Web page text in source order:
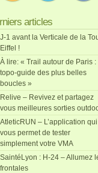
articles
J-1 avant la Verticale de la
Eiffel !
À lire: « Trail autour de Paris :
topo-guide des plus belles
boucles »
Relive – Revivez et partagez
vous meilleures sorties
AtleticRUN – L’application qui
vous permet de tester
simplement votre VMA
SaintéLyon : H-24 – Allumez
frontales